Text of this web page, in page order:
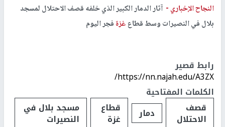
النجاح الإخباري - آثار الدمار الكبير الذي خلفه قصف الاحتلال لمسجد
بلال في النصيرات وسط قطاعغزةفجر اليوم
رابط قصير
https://nn.najah.edu/A3ZX/
الكلمات المفتاحية
قصف
الاحتلال دمار قطاع
غزة
مسجد بلال في
النصيرات